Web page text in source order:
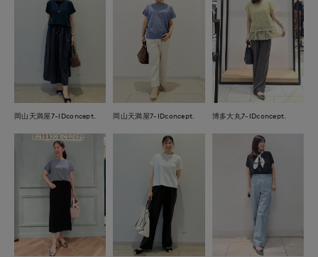
岡山天満屋7-IDconcept. 岡山天満屋7-IDconcept. 博多大丸7-IDconcept.